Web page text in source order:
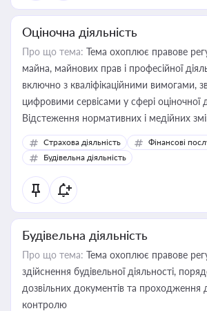
Оціночна діяльність
Про що тема: Тема охоплює правове
майна, майнових прав і професійної
включно з кваліфікаційними вимогами,
цифровими сервісами у сфері оціночної
Відстеження нормативних і медійних
корисне для власника бізнесу,
бухгалтера під час оподаткування,
державного майна, корпоративних угод і
статусу суб'єктів оціночної діяльності
Страхова діяльність
Фінансові
Будівельна діяльність
Будівельна діяльність
Про що тема: Тема охоплює правове
здійснення будівельної діяльності,
дозвільних документів та проходження
контролю